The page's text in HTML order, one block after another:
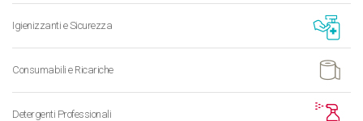
Igienizzanti e Sicurezza
Consumabili e Ricariche
Detergenti Professionali